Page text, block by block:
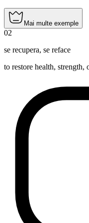
Mai multe exemple
02
se recupera, se reface
to restore health, strength,